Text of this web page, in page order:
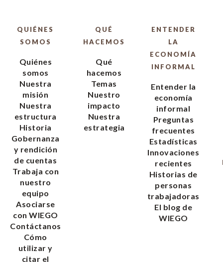
QUIÉNES
SOMOS
Quiénes
somos
Nuestra
misión
Nuestra
estructura
Historia
Gobernanza
y rendición
de cuentas
Trabaja con
nuestro
equipo
Asociarse
con WIEGO
Contáctanos
Cómo
utilizar y
citar el
QUÉ
HACEMOS
Qué
hacemos
Temas
Nuestro
impacto
Nuestra
estrategia
ENTENDER
LA
ECONOMÍA
INFORMAL
Entender la
economía
informal
Preguntas
frecuentes
Estadísticas
Innovaciones
recientes
Historias de
personas
trabajadoras
El blog de
WIEGO